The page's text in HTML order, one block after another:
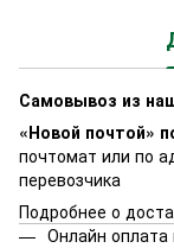
Самовывоз из
«Новой почтой»
почтомат или по
перевозчика
Подробнее о
Онлайн оплата